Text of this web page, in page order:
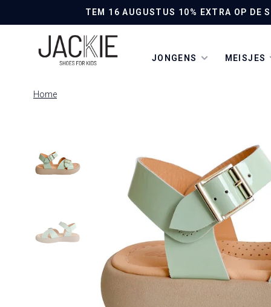
TEM 16 AUGUSTUS 10% EXTRA OP DE
JONGENS MEISJES
Home